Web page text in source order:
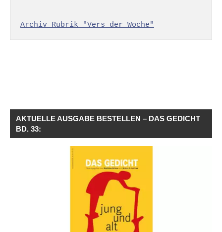
Archiv Rubrik "Vers der Woche"
AKTUELLE AUSGABE BESTELLEN – DAS GEDICHT
BD. 33: